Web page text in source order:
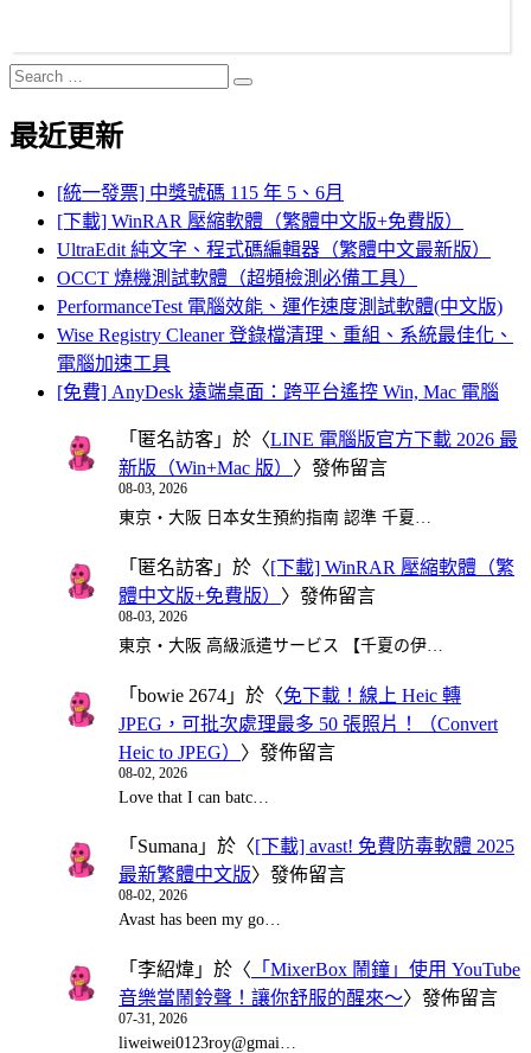
Search
for:
Search
最近更新
[統一發票] 中獎號碼 115 年 5、6月
[下載] WinRAR 壓縮軟體（繁體中文版+免費版）
UltraEdit 純文字、程式碼編輯器（繁體中文最新版）
OCCT 燒機測試軟體（超頻檢測必備工具）
PerformanceTest 電腦效能、運作速度測試軟體(中文版)
Wise Registry Cleaner 登錄檔清理、重組、系統最佳化、
電腦加速工具
[免費] AnyDesk 遠端桌面：跨平台遙控 Win, Mac 電腦
「 匿名訪客 」於〈LINE 電腦版官方下載 2026 最
新版（Win+Mac 版） 〉發佈留言
08-03, 2026
東京・大阪 日本女生預約指南 認準 千夏…
「 匿名訪客 」於〈[下載] WinRAR 壓縮軟體（繁
體中文版+免費版） 〉發佈留言
08-03, 2026
東京・大阪 高級派遣サービス 【千夏の伊…
「 bowie 2674 」於〈免下載！線上 Heic 轉
JPEG，可批次處理最多 50 張照片！（Convert
Heic to JPEG） 〉發佈留言
08-02, 2026
Love that I can batc…
「 Sumana 」於〈[下載] avast! 免費防毒軟體 2025
最新繁體中文版〉發佈留言
08-02, 2026
Avast has been my go…
「 李紹煒 」於〈 「MixerBox 鬧鐘」使用 YouTube
音樂當鬧鈴聲！讓你舒服的醒來～〉發佈留言
07-31, 2026
liweiwei0123roy@gmai…